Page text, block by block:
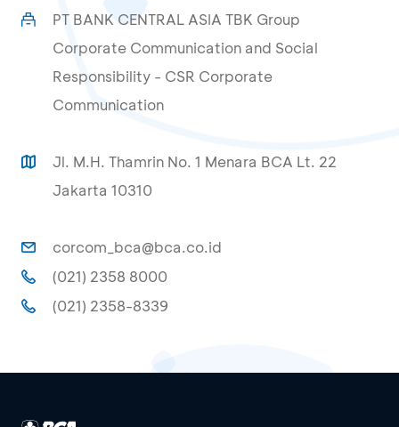
PT BANK CENTRAL ASIA TBK Group
Corporate Communication and Social
Responsibility - CSR Corporate
Communication
Jl. M.H. Thamrin No. 1 Menara BCA Lt. 22
Jakarta 10310
corcom_bca@bca.co.id
(021) 2358 8000
(021) 2358-8339